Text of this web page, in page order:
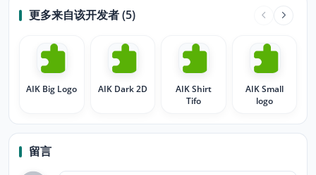
更多来自该开发者 (5)
AIK Big Logo AIK Dark 2D
AIK Shirt
Tifo
AIK Small
logo
留言